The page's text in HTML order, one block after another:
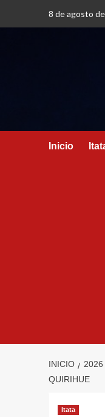
8 de agosto
Inicio
INICIO 2026
QUIRIHUE
Itata